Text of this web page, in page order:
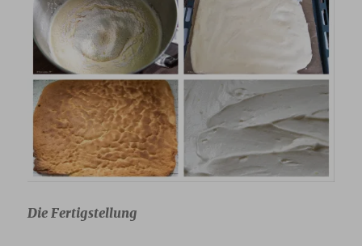
Die Fertigstellung